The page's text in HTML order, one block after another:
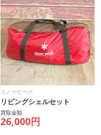
スノーピーク
リビングシェルセット
買取金額
26,000円